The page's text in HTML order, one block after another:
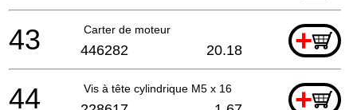
Carter de moteur +
43 446282 20.18
Vis à tête cylindrique M5 x 16 +
44